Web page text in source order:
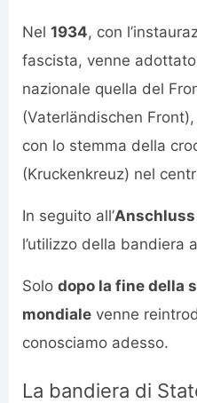
Nel 1934, con
fascista, venne
nazionale quella del
(Vaterländischen
con lo stemma della
(Kruckenkreuz) nel
In seguito all’Anschluss
l’utilizzo della bandiera
Solo dopo la fine della
mondiale venne
conosciamo adesso.
La bandiera di